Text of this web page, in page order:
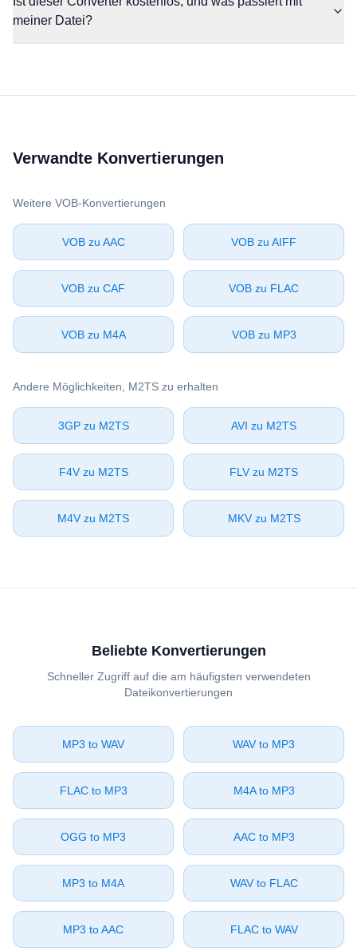
meiner Datei?
Verwandte Konvertierungen
Weitere ⁦VOB⁩-Konvertierungen
⁦VOB⁩ zu ⁦AAC⁩ ⁦VOB⁩ zu ⁦AIFF⁩
⁦VOB⁩ zu ⁦CAF⁩ ⁦VOB⁩ zu ⁦FLAC⁩
⁦VOB⁩ zu ⁦M4A⁩ ⁦VOB⁩ zu ⁦MP3⁩
Andere Möglichkeiten, ⁦M2TS⁩ zu erhalten
⁦3GP⁩ zu ⁦M2TS⁩ ⁦AVI⁩ zu ⁦M2TS⁩
⁦F4V⁩ zu ⁦M2TS⁩ ⁦FLV⁩ zu ⁦M2TS⁩
⁦M4V⁩ zu ⁦M2TS⁩ ⁦MKV⁩ zu ⁦M2TS⁩
Beliebte Konvertierungen
Schneller Zugriff auf die am häufigsten verwendeten
Dateikonvertierungen
⁦MP3⁩ to ⁦WAV⁩ ⁦WAV⁩ to ⁦MP3⁩
⁦FLAC⁩ to ⁦MP3⁩ ⁦M4A⁩ to ⁦MP3⁩
⁦OGG⁩ to ⁦MP3⁩ ⁦AAC⁩ to ⁦MP3⁩
⁦MP3⁩ to ⁦M4A⁩ ⁦WAV⁩ to ⁦FLAC⁩
⁦MP3⁩ to ⁦AAC⁩ ⁦FLAC⁩ to ⁦WAV⁩